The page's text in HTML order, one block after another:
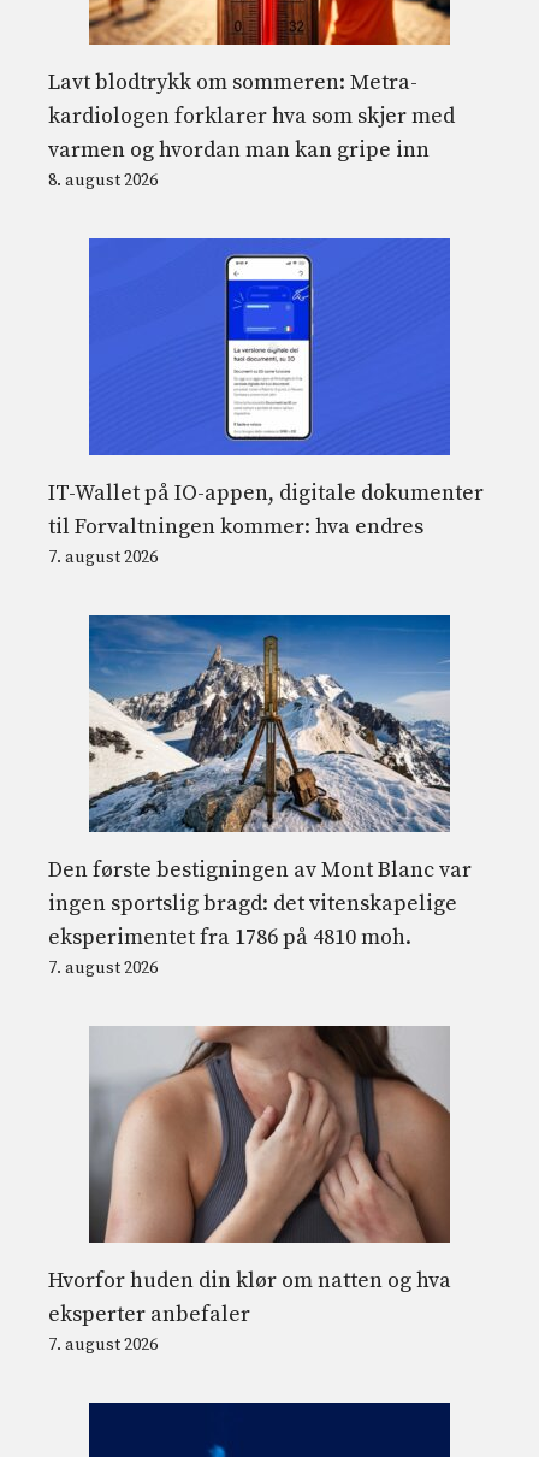
Lavt blodtrykk om sommeren: Metra-
kardiologen forklarer hva som skjer med
varmen og hvordan man kan gripe inn
8. august 2026
IT-Wallet på IO-appen, digitale dokumenter
til Forvaltningen kommer: hva endres
7. august 2026
Den første bestigningen av Mont Blanc var
ingen sportslig bragd: det vitenskapelige
eksperimentet fra 1786 på 4810 moh.
7. august 2026
Hvorfor huden din klør om natten og hva
eksperter anbefaler
7. august 2026